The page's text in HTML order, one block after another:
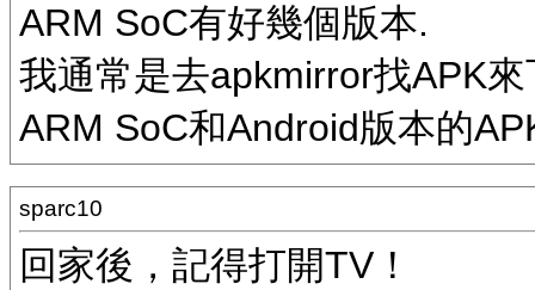
ARM SoC有好幾個版本.
我通常是去apkmirror找APK
ARM SoC和Android版本的
sparc10
回家後，記得打開TV！